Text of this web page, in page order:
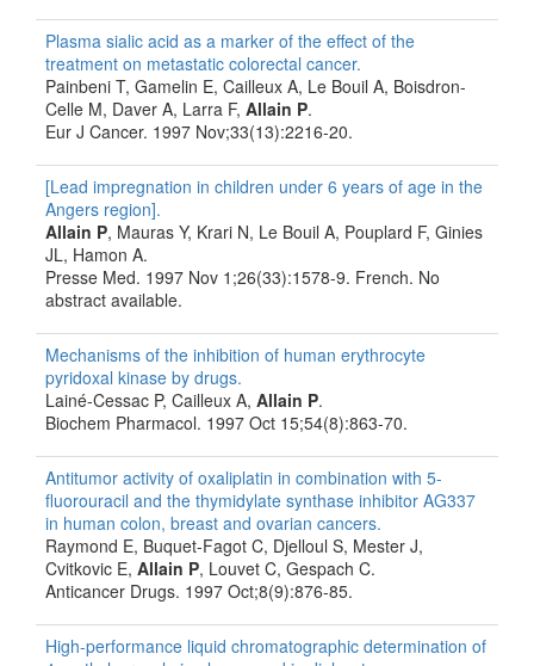
Plasma sialic acid as a marker of the effect of the
treatment on metastatic colorectal cancer.
Painbeni T, Gamelin E, Cailleux A, Le Bouil A, Boisdron-
Celle M, Daver A, Larra F, Allain P.
Eur J Cancer. 1997 Nov;33(13):2216-20.
[Lead impregnation in children under 6 years of age in the
Angers region].
Allain P, Mauras Y, Krari N, Le Bouil A, Pouplard F, Ginies
JL, Hamon A.
Presse Med. 1997 Nov 1;26(33):1578-9. French. No
abstract available.
Mechanisms of the inhibition of human erythrocyte
pyridoxal kinase by drugs.
Lainé-Cessac P, Cailleux A, Allain P.
Biochem Pharmacol. 1997 Oct 15;54(8):863-70.
Antitumor activity of oxaliplatin in combination with 5-
fluorouracil and the thymidylate synthase inhibitor AG337
in human colon, breast and ovarian cancers.
Raymond E, Buquet-Fagot C, Djelloul S, Mester J,
Cvitkovic E, Allain P, Louvet C, Gespach C.
Anticancer Drugs. 1997 Oct;8(9):876-85.
High-performance liquid chromatographic determination of